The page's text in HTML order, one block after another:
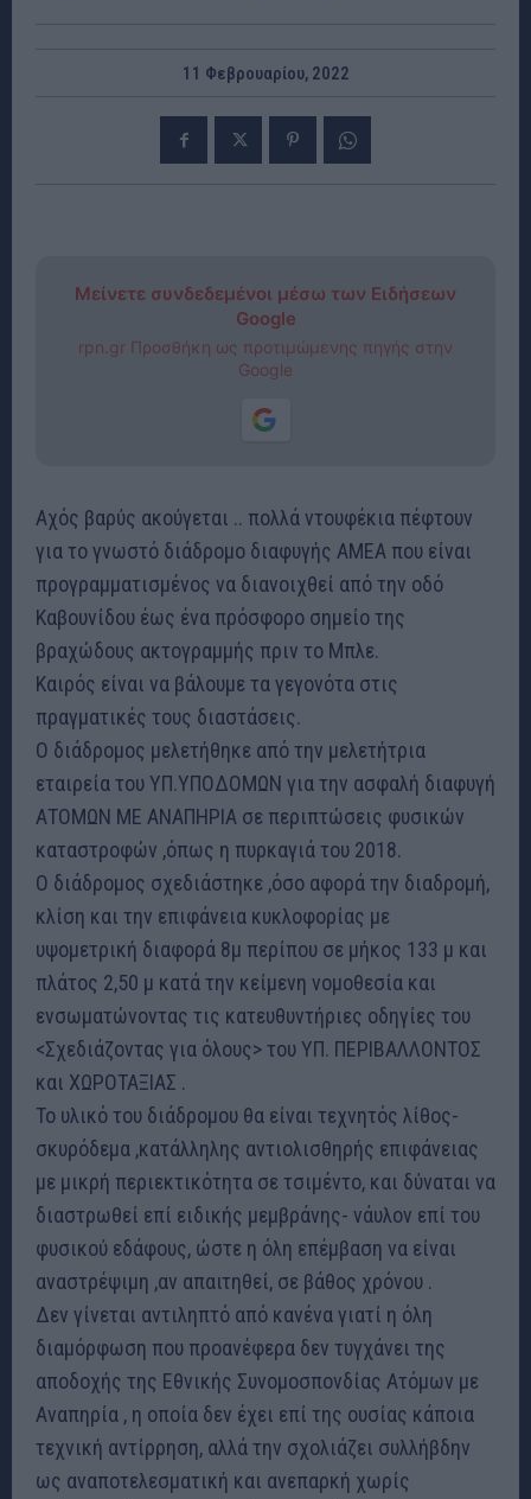
11 Φεβρουαρίου, 2022
Μείνετε συνδεδεμένοι μέσω των Ειδήσεων
Google
rpn.gr Προσθήκη ως προτιμώμενης πηγής στην
Google
Αχός βαρύς ακούγεται .. πολλά ντουφέκια πέφτουν
για το γνωστό διάδρομο διαφυγής ΑΜΕΑ που είναι
προγραμματισμένος να διανοιχθεί από την οδό
Καβουνίδου έως ένα πρόσφορο σημείο της
βραχώδους ακτογραμμής πριν το Μπλε.
Καιρός είναι να βάλουμε τα γεγονότα στις
πραγματικές τους διαστάσεις.
Ο διάδρομος μελετήθηκε από την μελετήτρια
εταιρεία του ΥΠ.ΥΠΟΔΟΜΩΝ για την ασφαλή διαφυγή
ΑΤΟΜΩΝ ΜΕ ΑΝΑΠΗΡΙΑ σε περιπτώσεις φυσικών
καταστροφών ,όπως η πυρκαγιά του 2018.
Ο διάδρομος σχεδιάστηκε ,όσο αφορά την διαδρομή,
κλίση και την επιφάνεια κυκλοφορίας με
υψομετρική διαφορά 8μ περίπου σε μήκος 133 μ και
πλάτος 2,50 μ κατά την κείμενη νομοθεσία και
ενσωματώνοντας τις κατευθυντήριες οδηγίες του
<Σχεδιάζοντας για όλους> του ΥΠ. ΠΕΡΙΒΑΛΛΟΝΤΟΣ
και ΧΩΡΟΤΑΞΙΑΣ .
Το υλικό του διάδρομου θα είναι τεχνητός λίθος-
σκυρόδεμα ,κατάλληλης αντιολισθηρής επιφάνειας
με μικρή περιεκτικότητα σε τσιμέντο, και δύναται να
διαστρωθεί επί ειδικής μεμβράνης- νάυλον επί του
φυσικού εδάφους, ώστε η όλη επέμβαση να είναι
αναστρέψιμη ,αν απαιτηθεί, σε βάθος χρόνου .
Δεν γίνεται αντιληπτό από κανένα γιατί η όλη
διαμόρφωση που προανέφερα δεν τυγχάνει της
αποδοχής της Εθνικής Συνομοσπονδίας Ατόμων με
Αναπηρία , η οποία δεν έχει επί της ουσίας κάποια
τεχνική αντίρρηση, αλλά την σχολιάζει συλλήβδην
ως αναποτελεσματική και ανεπαρκή χωρίς